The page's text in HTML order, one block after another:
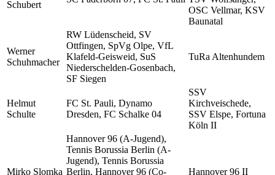
Schubert
OSC Vellmar, KSV
Baunatal
Werner
Schuhmacher
RW Lüdenscheid, SV
Ottfingen, SpVg Olpe, VfL
Klafeld-Geisweid, SuS
Niederschelden-Gosenbach,
SF Siegen
TuRa Altenhundem
Helmut
Schulte
FC St. Pauli, Dynamo
Dresden, FC Schalke 04
SSV
Kirchveischede,
SSV Elspe, Fortuna
Köln II
Mirko Slomka
Hannover 96 (A-Jugend),
Tennis Borussia Berlin (A-
Jugend), Tennis Borussia
Berlin, Hannover 96 (Co-
Hannover 96 II